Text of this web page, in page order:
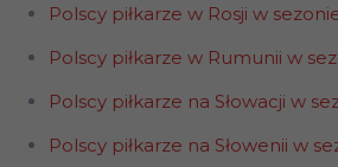
Polscy piłkarze w Rosji w
Polscy piłkarze w Rumunii w
Polscy piłkarze na Słowacji w
Polscy piłkarze na Słowenii w